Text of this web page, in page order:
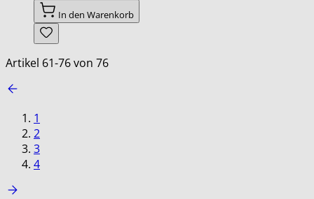
In den Warenkorb
Artikel 61-76von 76
1
2
3
4